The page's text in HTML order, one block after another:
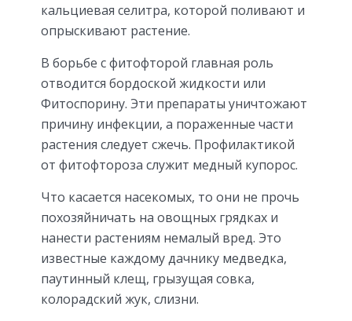
кальциевая селитра, которой поливают и
опрыскивают растение.
В борьбе с фитофторой главная роль
отводится бордоской жидкости или
Фитоспорину. Эти препараты уничтожают
причину инфекции, а пораженные части
растения следует сжечь. Профилактикой
от фитофтороза служит медный купорос.
Что касается насекомых, то они не прочь
похозяйничать на овощных грядках и
нанести растениям немалый вред. Это
известные каждому дачнику медведка,
паутинный клещ, грызущая совка,
колорадский жук, слизни.